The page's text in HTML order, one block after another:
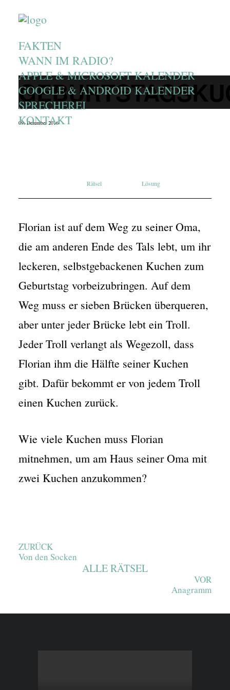
FAKTEN
WANN IM RADIO?
APPLE & MICROSOFT KALENDER
GOOGLE & ANDROID KALENDER
SPRECHEREI
KONTAKT
09. Dezember 2016
Rätsel Lösung
Florian ist auf dem Weg zu seiner Oma,
die am anderen Ende des Tals lebt, um ihr
leckeren, selbstgebackenen Kuchen zum
Geburtstag vorbeizubringen. Auf dem
Weg muss er sieben Brücken überqueren,
aber unter jeder Brücke lebt ein Troll.
Jeder Troll verlangt als Wegezoll, dass
Florian ihm die Hälfte seiner Kuchen
gibt. Dafür bekommt er von jedem Troll
einen Kuchen zurück.
Wie viele Kuchen muss Florian
mitnehmen, um am Haus seiner Oma mit
zwei Kuchen anzukommen?
ZURÜCK
Von den Socken
ALLE RÄTSEL
VOR
Anagramm